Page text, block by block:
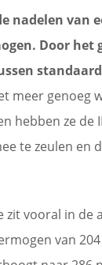
nadelen
Door
meer genoeg
hebben ze de
te zeulen en
zit vooral in de
van